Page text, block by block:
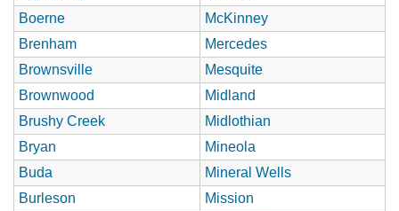
Boerne
McKinney
Brenham
Mercedes
Brownsville
Mesquite
Brownwood
Midland
Brushy Creek
Midlothian
Bryan
Mineola
Buda
Mineral Wells
Burleson
Mission